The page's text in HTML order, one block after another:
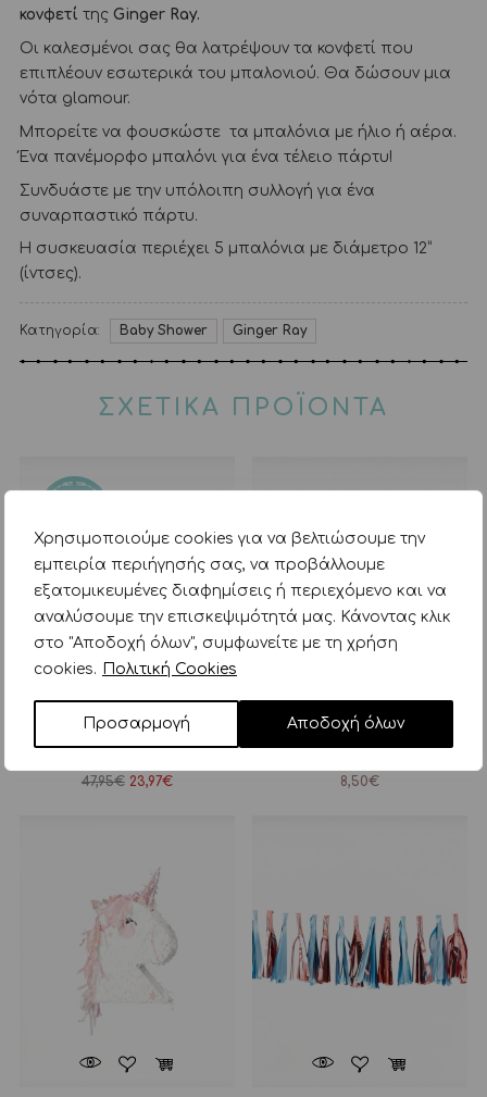
Χρησιμοποιούμε cookies για να βελτιώσουμε την
εμπειρία περιήγησής σας, να προβάλλουμε
εξατομικευμένες διαφημίσεις ή περιεχόμενο και να
αναλύσουμε την επισκεψιμότητά μας. Κάνοντας κλικ
στο "Αποδοχή όλων", συμφωνείτε με τη χρήση
cookies. Πολιτική Cookies
Προσαρμογή Αποδοχή όλων
κονφετί της Ginger Ray.
Οι καλεσμένοι σας θα λατρέψουν τα κονφετί που
επιπλέουν εσωτερικά του μπαλονιού. Θα δώσουν μια
νότα glamour.
Μπορείτε να φουσκώστε τα μπαλόνια με ήλιο ή αέρα.
Ένα πανέμορφο μπαλόνι για ένα τέλειο πάρτυ!
Συνδυάστε με την υπόλοιπη συλλογή για ένα
συναρπαστικό πάρτυ.
Η συσκευασία περιέχει 5 μπαλόνια με διάμετρο 12”
(ίντσες).
Κατηγορία: Baby Shower Ginger Ray
ΣΧΕΤΙΚΑ ΠΡΟΪΟΝΤΑ
konges slojd kit γενεθλίων
47,95€ Original
23,97€Η
ginger ray ξύλινη γιρλάντα
8,50€